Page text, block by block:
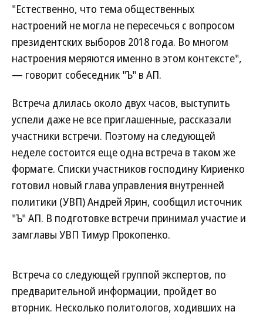
"Естественно, что тема общественных
настроений не могла не пересечься с вопросом
президентских выборов 2018 года. Во многом
настроения меряются именно в этом контексте",
— говорит собеседник "Ъ" в АП.
Встреча длилась около двух часов, выступить
успели даже не все приглашенные, рассказали
участники встречи. Поэтому на следующей
неделе состоится еще одна встреча в таком же
формате. Списки участников господину Кириенко
готовил новый глава управления внутренней
политики (УВП) Андрей Ярин, сообщил источник
"Ъ" АП. В подготовке встречи принимал участие и
замглавы УВП Тимур Прокопенко.
Встреча со следующей группой экспертов, по
предварительной информации, пройдет во
вторник. Несколько политологов, ходивших на